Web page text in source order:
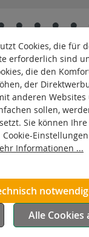
Kontakt
Wache
+49-451-
Oder
Cookies, die für
erforderlich sind
die den
der
anderen Websites
sollen,
Sie können
Informationen ...
Alle Cookies